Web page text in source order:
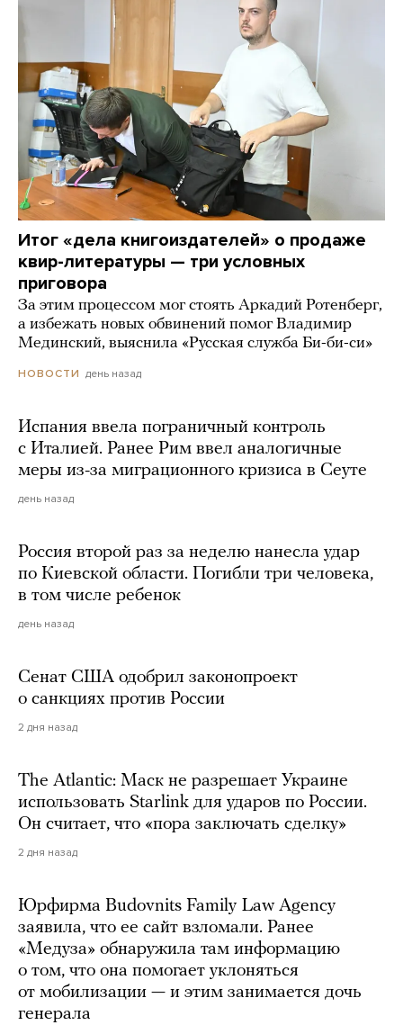
Итог «дела книгоиздателей» о продаже
квир-литературы — три условных
приговора
За этим процессом мог стоять Аркадий Ротенберг,
а избежать новых обвинений помог Владимир
Мединский, выяснила «Русская служба Би-би-си»
НОВОСТИ день назад
Испания ввела пограничный контроль
с Италией. Ранее Рим ввел аналогичные
меры из-за миграционного кризиса в Сеуте
день назад
Россия второй раз за неделю нанесла удар
по Киевской области. Погибли три человека,
в том числе ребенок
день назад
Сенат США одобрил законопроект
о санкциях против России
2 дня назад
The Atlantic: Маск не разрешает Украине
использовать Starlink для ударов по России.
Он считает, что «пора заключать сделку»
2 дня назад
Юрфирма Budovnits Family Law Agency
заявила, что ее сайт взломали. Ранее
«Медуза» обнаружила там информацию
о том, что она помогает уклоняться
от мобилизации — и этим занимается дочь
генерала